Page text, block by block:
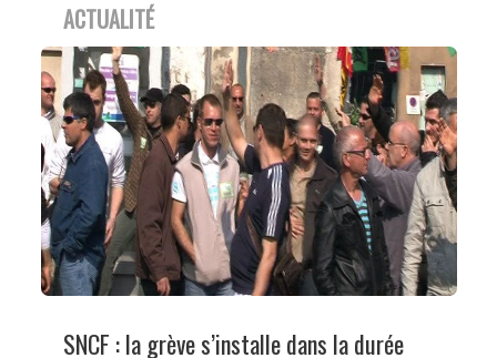
ACTUALITÉ
SNCF : la grève s’installe dans la durée